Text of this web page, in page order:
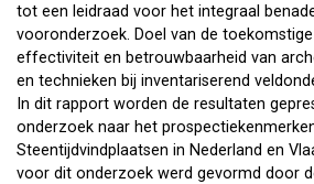
tot een leidraad voor het integraal
vooronderzoek. Doel van de
effectiviteit en betrouwbaarheid van
en technieken bij inventariserend
In dit rapport worden de resultaten
onderzoek naar het
Steentijdvindplaatsen in Nederland en
voor dit onderzoek werd gevormd door